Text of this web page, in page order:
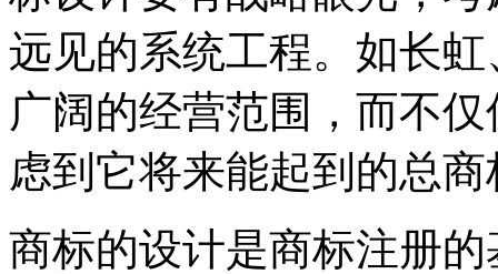
远见的系统工程。如长
广阔的经营范围，而不
虑到它将来能起到的总
商标的设计是商标注册